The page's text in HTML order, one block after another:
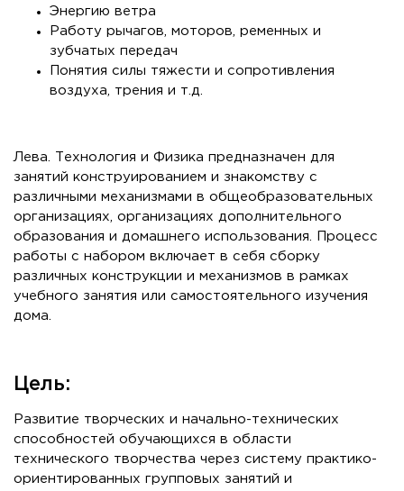
Энергию ветра
Работу рычагов, моторов, ременных и
зубчатых передач
Понятия силы тяжести и сопротивления
воздуха, трения и т.д.
Лева. Технология и Физика предназначен для
занятий конструированием и знакомству с
различными механизмами в общеобразовательных
организациях, организациях дополнительного
образования и домашнего использования. Процесс
работы с набором включает в себя сборку
различных конструкции и механизмов в рамках
учебного занятия или самостоятельного изучения
дома.
Цель:
Развитие творческих и начально-технических
способностей обучающихся в области
технического творчества через систему практико-
ориентированных групповых занятий и